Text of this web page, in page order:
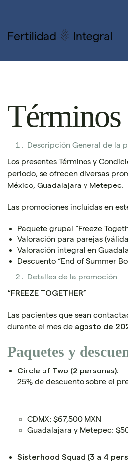
Descripción General de la
Los presentes Términos y
periodo, se ofrecen diversas
México, Guadalajara y Metepec.
Las promociones incluidas en
Paquete grupal “Freeze
Valoración para parejas
Valoración integral en
Descuento “End of Summer
Detalles de la promoción
“FREEZE TOGETHER”
Las pacientes que sean
durante el mes de agosto de
Paquetes y
Circle of Two (2 personas):
25% de descuento sobre el
CDMX: $67,500 MXN
Guadalajara y Metepec:
Sisterhood Squad (3 a 4